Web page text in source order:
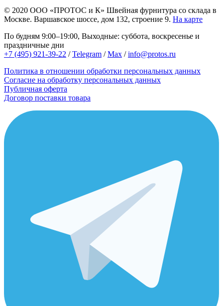
© 2020 ООО «ПРОТОС и К» Швейная фурнитура со склада в
Москве. Варшавское шоссе, дом 132, строение 9. На карте
По будням 9:00–19:00, Выходные: суббота, воскресенье и
праздничные дни
+7 (495) 921-39-22 /Telegram /Max /info@protos.ru
Политика в отношении обработки персональных данных
Согласие на обработку персональных данных
Публичная оферта
Договор поставки товара